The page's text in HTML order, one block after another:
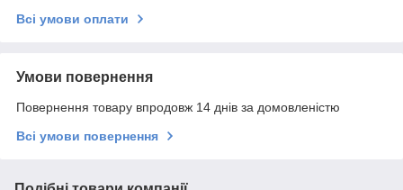
Всі умови оплати
Умови повернення
Повернення товару впродовж 14 днів за домовленістю
Всі умови повернення